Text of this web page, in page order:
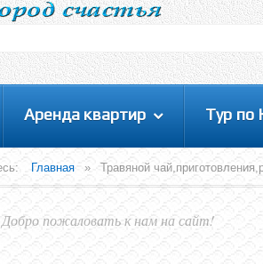
Это позволит
всеми функциями нашего
Аренда квартир Тур по
Главная » Травяной
Добро пожаловать к нам на сайт!